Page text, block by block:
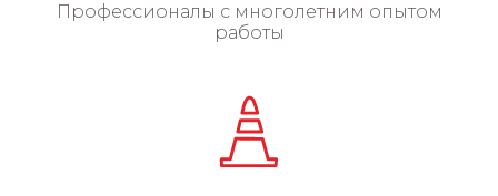
Профессионалы с многолетним опытом
работы